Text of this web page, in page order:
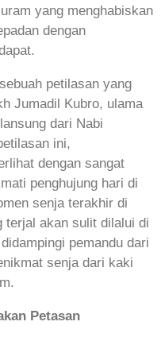
yang menghabiskan
dengan
petilasan yang
Jumadil Kubro, ulama
dari Nabi
ini,
dengan sangat
penghujung hari di
senja terakhir di
terjal akan sulit dilalui di
pemandu dari
senja dari kaki
Petasan